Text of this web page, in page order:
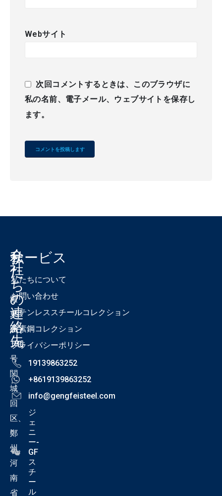
Webサイト
次回コメントするときは、このブラウザに
私の名前、電子メール、ウェブサイトを保存し
ます。
会
社
紫
東
路
186
号
関
城
回
区、
鄭
州、
河
南
省
私
た
ち
の
連
絡
先
19139863252
+8619139863252
info@gengfeisteel.com
ジ
ェ
ニ
ー-
GF
ス
チ
ー
ル
サービス
私たちについて
お問い合わせ
ステンレススチールコレクション
炭素鋼コレクション
プライバシーポリシー